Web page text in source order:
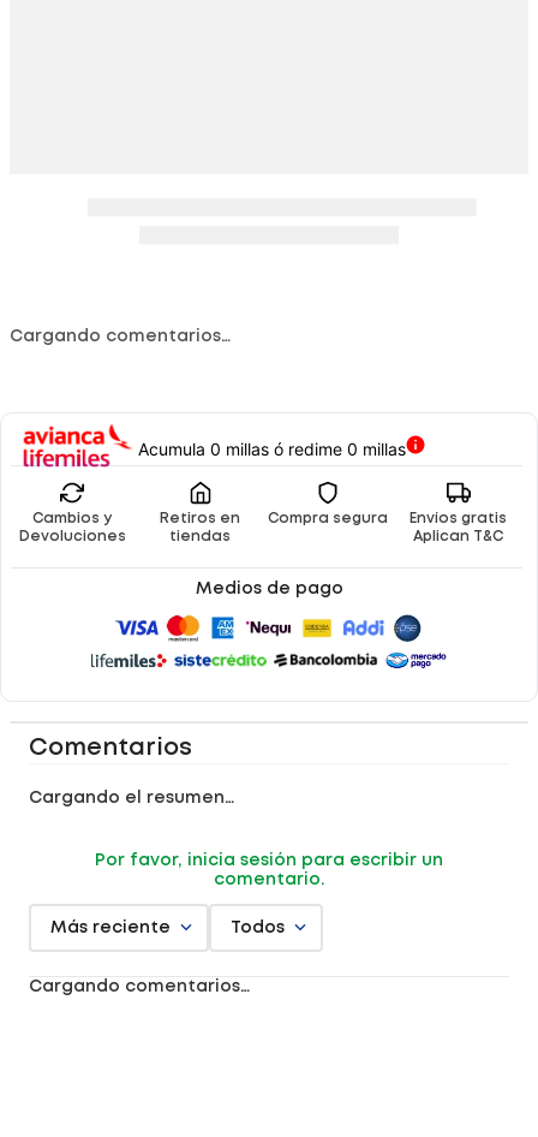
Cargando comentarios…
Acumula 0 millas ó redime 0 millas
Cambios y
Devoluciones
Retiros en
tiendas
Compra segura
Envíos gratis
Aplican T&C
Medios de pago
Comentarios
Cargando el resumen…
Por favor, inicia sesión para escribir un
comentario.
Más reciente Todos
Cargando comentarios…